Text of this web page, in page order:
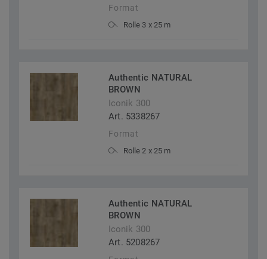
Format
Rolle 3 x 25 m
Authentic NATURAL
BROWN
Iconik 300
Art. 5338267
Format
Rolle 2 x 25 m
Authentic NATURAL
BROWN
Iconik 300
Art. 5208267